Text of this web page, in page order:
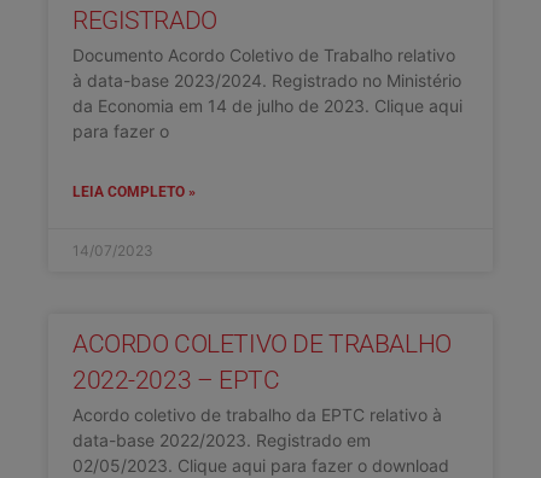
REGISTRADO
Documento Acordo Coletivo de Trabalho relativo
à data-base 2023/2024. Registrado no Ministério
da Economia em 14 de julho de 2023. Clique aqui
para fazer o
LEIA COMPLETO »
14/07/2023
ACORDO COLETIVO DE TRABALHO
2022-2023 – EPTC
Acordo coletivo de trabalho da EPTC relativo à
data-base 2022/2023. Registrado em
02/05/2023. Clique aqui para fazer o download